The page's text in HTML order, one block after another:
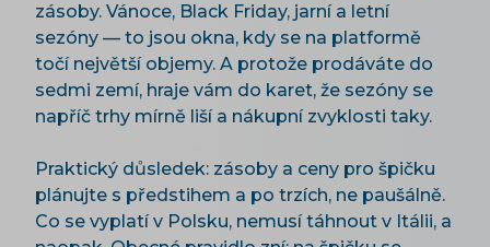
zásoby. Vánoce, Black Friday, jarní a letní
sezóny — to jsou okna, kdy se na platformě
točí největší objemy. A protože prodáváte do
sedmi zemí, hraje vám do karet, že sezóny se
napříč trhy mírně liší a nákupní zvyklosti taky.
Praktický důsledek: zásoby a ceny pro špičku
plánujte s předstihem a po trzích, ne paušálně.
Co se vyplatí v Polsku, nemusí táhnout v Itálii, a